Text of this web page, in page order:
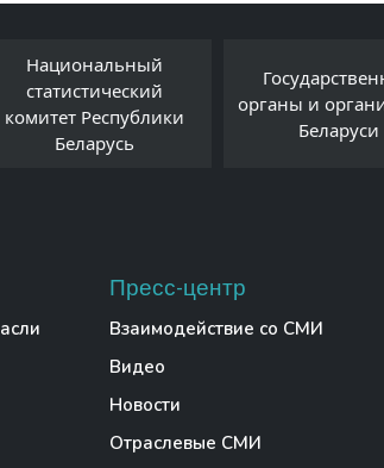
Государственные
органы и организации
Беларуси
belarus.by
Пресс-центр
Взаимодействие со СМИ
Видео
Новости
Отраслевые СМИ